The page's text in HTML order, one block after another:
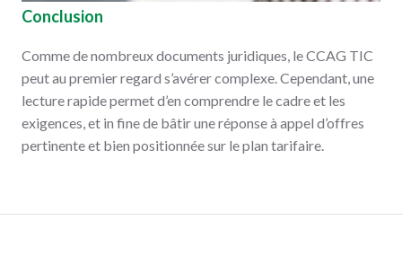
Conclusion
Comme de nombreux documents juridiques, le CCAG TIC
peut au premier regard s’avérer complexe. Cependant, une
lecture rapide permet d’en comprendre le cadre et les
exigences, et in fine de bâtir une réponse à appel d’offres
pertinente et bien positionnée sur le plan tarifaire.